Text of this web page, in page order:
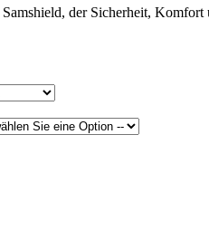
der Sicherheit,